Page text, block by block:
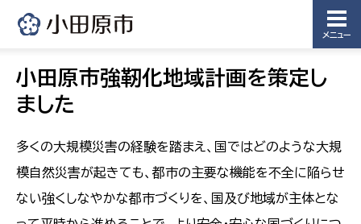
メニュー
小田原市強靭化地域計画を策定し
ました
多くの大規模災害の経験を踏まえ、国ではどのような大規
模自然災害が起きても、都市の主要な機能を不全に陥らせ
ない強くしなやかな都市づくりを、国及び地域が主体とな